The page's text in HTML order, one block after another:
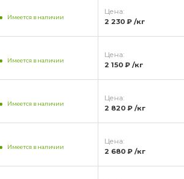
Имеется в наличии
Цена:
2 230 ₽ /кг
Имеется в наличии
Цена:
2 150 ₽ /кг
Имеется в наличии
Цена:
2 820 ₽ /кг
Имеется в наличии
Цена:
2 680 ₽ /кг